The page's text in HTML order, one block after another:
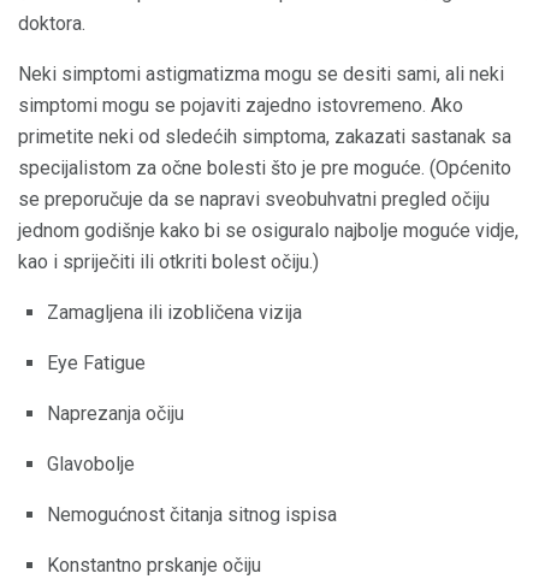
doktora.
Neki simptomi astigmatizma mogu se desiti sami, ali neki
simptomi mogu se pojaviti zajedno istovremeno. Ako
primetite neki od sledećih simptoma, zakazati sastanak sa
specijalistom za očne bolesti što je pre moguće. (Općenito
se preporučuje da se napravi sveobuhvatni pregled očiju
jednom godišnje kako bi se osiguralo najbolje moguće vidje,
kao i spriječiti ili otkriti bolest očiju.)
Zamagljena ili izobličena vizija
Eye Fatigue
Naprezanja očiju
Glavobolje
Nemogućnost čitanja sitnog ispisa
Konstantno prskanje očiju